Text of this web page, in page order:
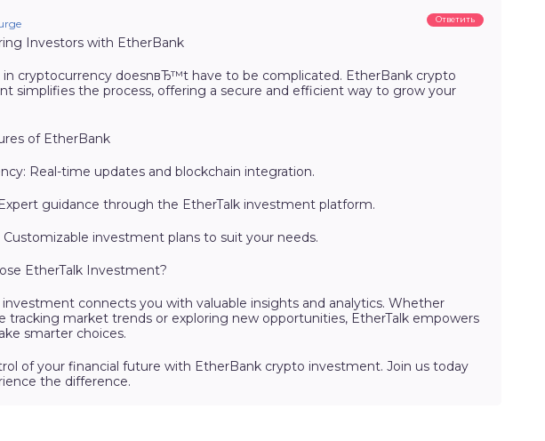
Ответить
Investors with EtherBank
in cryptocurrency doesnвЂ™t have to be complicated. EtherBank crypto
simplifies the process, offering a secure and efficient way to grow your
of EtherBank
Real-time updates and blockchain integration.
guidance through the EtherTalk investment platform.
Customizable investment plans to suit your needs.
EtherTalk Investment?
investment connects you with valuable insights and analytics. Whether
tracking market trends or exploring new opportunities, EtherTalk empowers
smarter choices.
of your financial future with EtherBank crypto investment. Join us today
the difference.